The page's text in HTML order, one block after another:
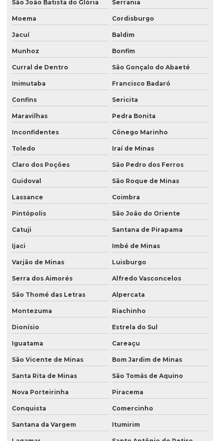
São João Batista do Glória Serrania
Moema Cordisburgo
Jacuí Baldim
Munhoz Bonfim
Curral de Dentro São Gonçalo do Abaeté
Inimutaba Francisco Badaró
Confins Sericita
Maravilhas Pedra Bonita
Inconfidentes Cônego Marinho
Toledo Iraí de Minas
Claro dos Poções São Pedro dos Ferros
Guidoval São Roque de Minas
Lassance Coimbra
Pintópolis São João do Oriente
Catuji Santana de Pirapama
Ijaci Imbé de Minas
Varjão de Minas Luisburgo
Serra dos Aimorés Alfredo Vasconcelos
São Thomé das Letras Alpercata
Montezuma Riachinho
Dionísio Estrela do Sul
Iguatama Careaçu
São Vicente de Minas Bom Jardim de Minas
Santa Rita de Minas São Tomás de Aquino
Nova Porteirinha Piracema
Conquista Comercinho
Santana da Vargem Itumirim